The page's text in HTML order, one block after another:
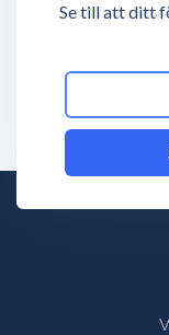
Se till att ditt